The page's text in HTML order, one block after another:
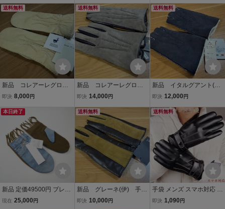
バック×黒ラムナッパレザ
ーコンビ 定価３．５
万円
茶ラムナッパ×カシミア１
００％ライニング 定価
２．４万円
ィアースキン こげ茶
内張フリース 定価２．
２万円
送料無料
新品 コレアーレグロー
ブス(伊) ミトン型レディ
ィアースキン クリー
ム 内張フリース 定価
２．２万円
即決 8,000 円
送料無料
新品 コレアーレグロー
ブス(伊) メンズグロー
グレージュラムｘ紫ラム
ナッパ 内カシミア１０
０％ 定価３．１万円
即決 14,000 円
送料無料
新品 イタルグアント(伊)
フィンガーレス手袋
紺 ８ハーフ ナポリの
老舗のメンズグローブ
定価２．２万円
即決 12,000 円
本日終了
新品 定価49500円 ブレス
再構築 リメイク 手袋 ブル
現在 25,000 円
送料無料
新品 グレーネ(伊) 手
袋/グローブ ラムナッパ
即決 10,000 円
送料無料
手袋 メンズ スマホ対応 ス
マホ 防寒 PUレザー ビジ
即決 1,090 円